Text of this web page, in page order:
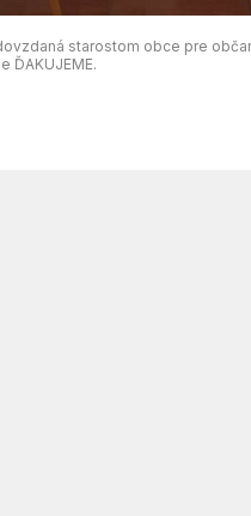
starostom obce pre
ĎAKUJEME.